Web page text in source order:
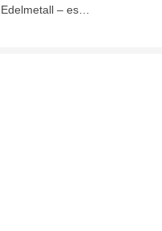
Edelmetall – es…